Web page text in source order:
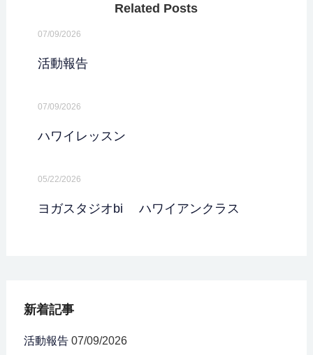
Related Posts
07/09/2026
活動報告
07/09/2026
ハワイレッスン
05/22/2026
ヨガスタジオbi ハワイアンクラス
新着記事
活動報告 07/09/2026